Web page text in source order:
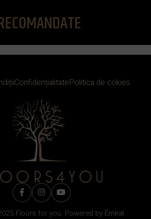
Floors for you. Powered by Emiral.
ConfidențialitatePolitica de cokies